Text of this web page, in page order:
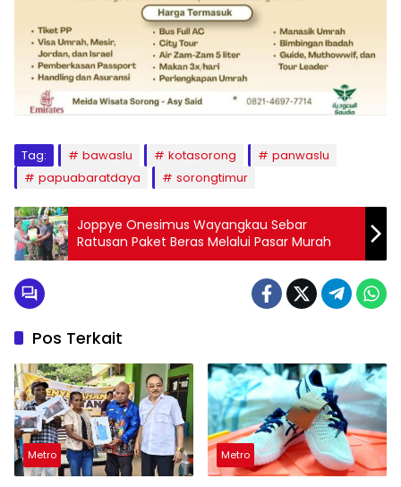
Tag: bawaslu kotasorong
panwaslu
papuabaratdaya
sorongtimur
Joppye Onesimus Wayangkau Sebar
Ratusan Paket Beras Melalui Pasar Murah
Pos Terkait
Metro Metro